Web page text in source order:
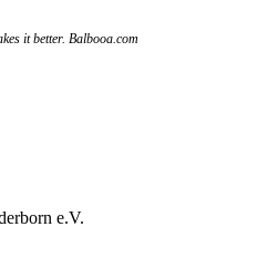
it better. Balbooa.com
e.V.